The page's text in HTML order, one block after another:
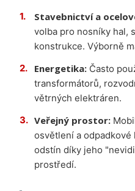
Stavebnictví a
volba pro nosníky hal,
konstrukce. Výborně
Energetika: Často
transformátorů,
větrných elektráren.
Veřejný prostor:
osvětlení a
odstín díky jeho
prostředí.